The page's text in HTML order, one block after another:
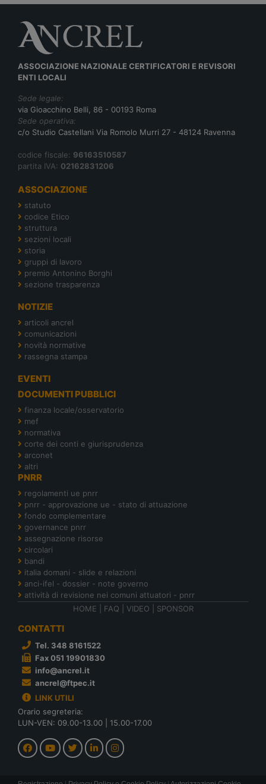
ASSOCIAZIONE NAZIONALE CERTIFICATORI E REVISORI
ENTI LOCALI
Sede legale:
via Gioacchino Belli, 86 - 00193 Roma
Sede operativa:
c/o Studio Castellani Via Romolo Murri 27 - 48124 Ravenna
codice fiscale: 96163510587
partita IVA: 02162831206
ASSOCIAZIONE
statuto
codice Etico
struttura
sezioni locali
storia
gruppi di lavoro
premio Antonino Borghi
sezione trasparenza
NOTIZIE
articoli ancrel
comunicazioni
novità normative
rassegna stampa
EVENTI
DOCUMENTI PUBBLICI
finanza locale/osservatorio
mef
normativa
corte dei conti e giurisprudenza
arconet
altri
PNRR
regolamenti ue pnrr
pnrr - approvazione ue - stato di attuazione
fondo complementare
governance pnrr
assegnazione risorse
circolari
bandi
italia domani - slide e relazioni
anci-ifel - dossier - note governo
attività di revisione nei comuni attuatori - pnrr
HOME
FAQ VIDEO SPONSOR
CONTATTI
Tel. 348 8161522
Fax 051 19901830
info@ancrel.it
ancrel@ftpec.it
LINK UTILI
Orario segreteria:
LUN-VEN: 09.00-13.00 | 15.00-17.00